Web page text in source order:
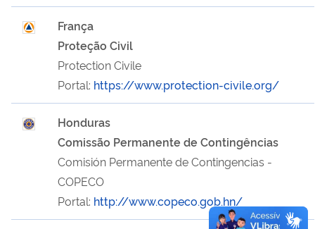
França
Proteção Civil
Protection Civile
Portal: https://www.protection-civile.org/
Honduras
Comissão Permanente de Contingências
Comisión Permanente de Contingencias -
COPECO
Portal: http://www.copeco.gob.hn/